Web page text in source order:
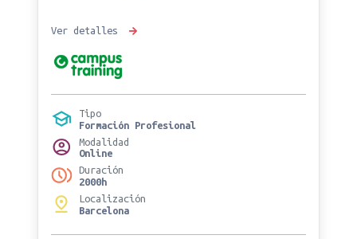
Ver detalles
Tipo
Formación Profesional
Modalidad
Online
Duración
2000h
Localización
Barcelona